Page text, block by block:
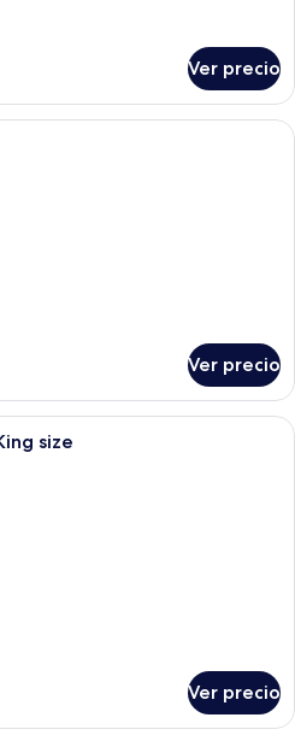
Ver precio
Una habitación de hotel con una
Ver precio
Habitación de hotel con una cama
size
Ver precio